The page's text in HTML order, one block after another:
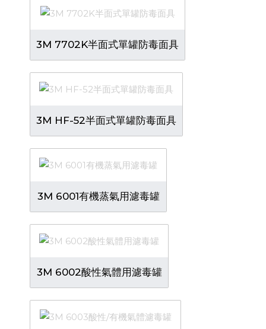
3M 7702K半面式單罐防毒面具
3M HF-52半面式單罐防毒面具
3M 6001有機蒸氣用濾毒罐
3M 6002酸性氣體用濾毒罐